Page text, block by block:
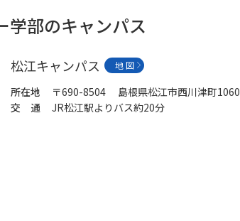
学部のキャンパス
松江キャンパス 地 図
所在地
〒690-8504 島根県松江市西川津町1060
交 通
JR松江駅よりバス約20分